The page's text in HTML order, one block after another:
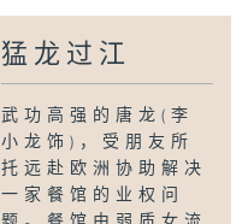
猛龙过江
武功高强的唐龙(李
小龙饰)，受朋友所
托远赴欧洲协助解决
一家餐馆的业权问